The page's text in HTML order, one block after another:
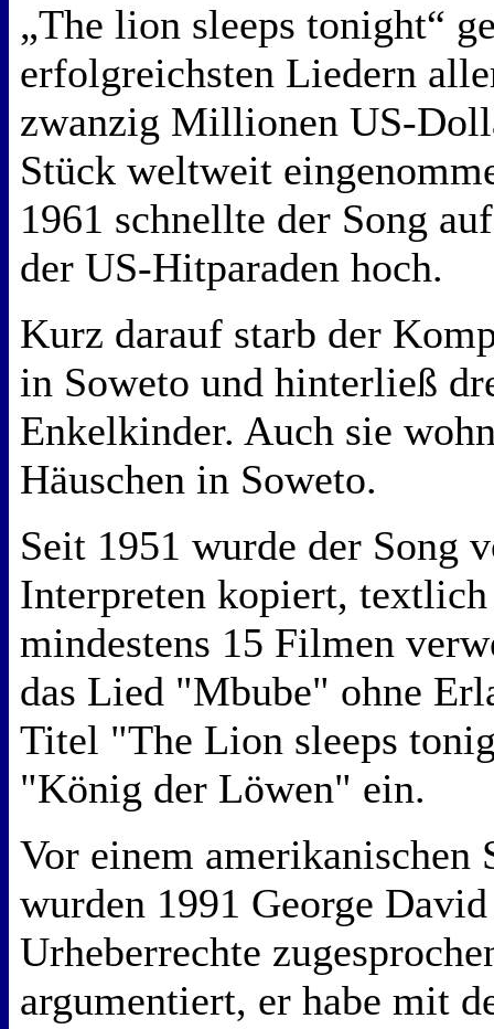
„The lion sleeps tonight“
erfolgreichsten Liedern
zwanzig Millionen US-
Stück weltweit
1961 schnellte der Song
der US-Hitparaden hoch.
Kurz darauf starb der
in Soweto und hinterließ
Enkelkinder. Auch sie
Häuschen in Soweto.
Seit 1951 wurde der Song
Interpreten kopiert,
mindestens 15 Filmen
das Lied "Mbube" ohne
Titel "The Lion sleeps
"König der Löwen" ein.
Vor einem amerikanischen
wurden 1991 George
Urheberrechte
argumentiert, er habe mit